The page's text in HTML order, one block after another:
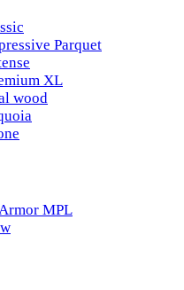
Parquet
XL
wood
MPL